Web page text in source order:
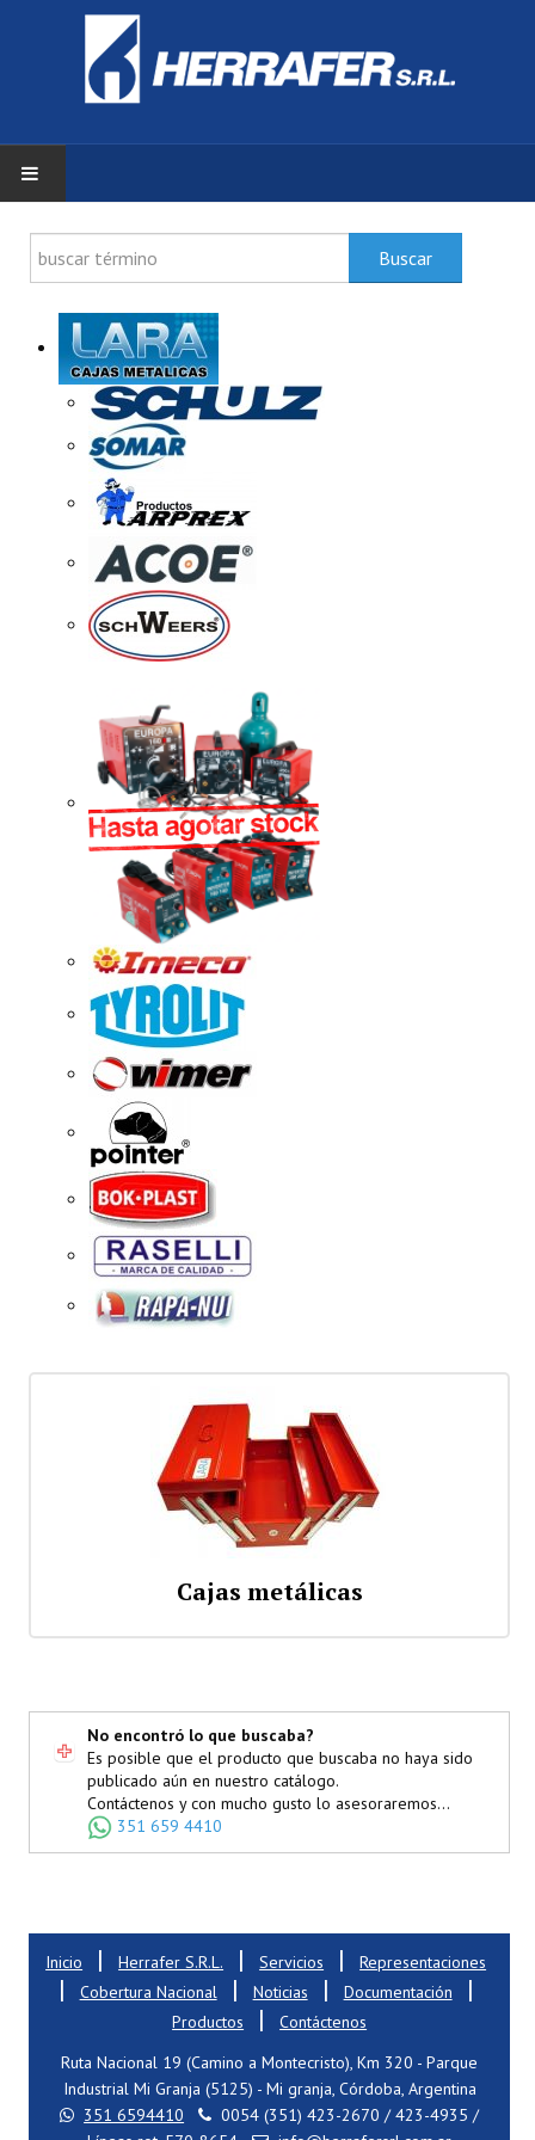
INICIO
ZONA DE CLIENTES
PRODUCTOS
DOCUMENTACIÓN
SERVICIOS
HERRAFER S.R.L.
Quiénes Somos
Dónde estamos
Nuestras Marcas
Cobertura Nacional
Noticias
CONTÁCTENOS
Buscar
Cajas metálicas
No encontró lo que buscaba?
Es posible que el producto que buscaba no haya sido
publicado aún en nuestro catálogo.
Contáctenos y con mucho gusto lo asesoraremos...
351 659 4410
Inicio |Herrafer S.R.L. |Servicios |Representaciones
| Cobertura Nacional| Noticias | Documentación |
Productos |Contáctenos
Ruta Nacional 19 (Camino a Montecristo), Km 320 - Parque
Industrial Mi Granja (5125) - Mi granja, Córdoba, Argentina
351 6594410
0054 (351) 423-2670 / 423-4935 /